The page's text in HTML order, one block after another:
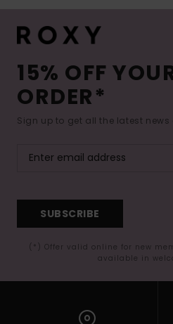
15% OFF
ORDER*
Sign up to get all the latest
SUBSCRIBE
(*) Offer valid online for new
available in